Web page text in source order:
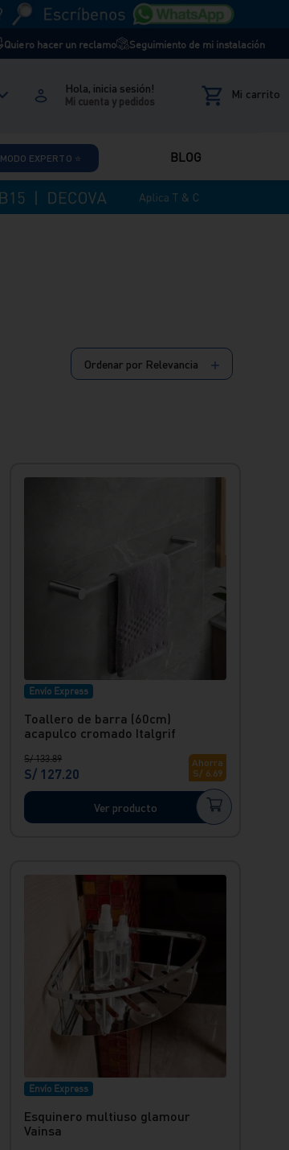
Quiero hacer un reclamo Seguimiento de mi instalación
Hola, inicia sesión!
MODO EXPERTO ⭐ BLOG
Ordenar por Relevancia
Envío Express
Toallero de barra (60cm)
acapulco cromado Italgrif
S/ 133.89
S/ 127.20
Ahorra
S/ 6.69
Ver producto
Envío Express
Esquinero multiuso glamour
Vainsa